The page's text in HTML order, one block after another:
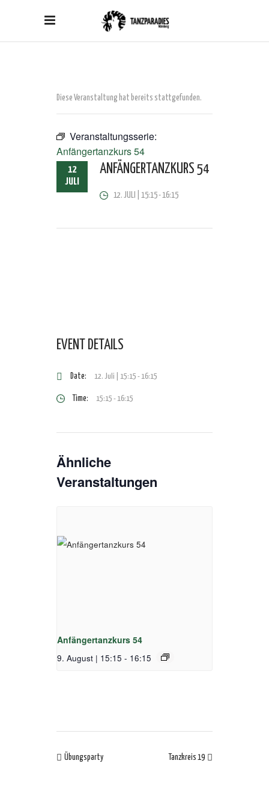
Diese Veranstaltung hat bereits stattgefunden.
Veranstaltungsserie:
Anfängertanzkurs 54
12
JULI
ANFÄNGERTANZKURS 54
12. JULI | 15:15-16:15
EVENT DETAILS
Date: 12. Juli | 15:15 -16:15
Time: 15:15 - 16:15
Ähnliche
Veranstaltungen
Anfängertanzkurs 54
9. August | 15:15 - 16:15
Übungsparty Tanzkreis 19